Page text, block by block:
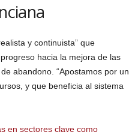
y continuista” que
hacia la mejora de las
abandono. “Apostamos por un
y que beneficia al sistema
en sectores clave como